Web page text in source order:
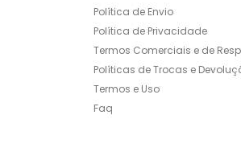
Política de Envio
Política de Privacidade
Termos Comerciais e de
Políticas de Trocas e
Termos e Uso
Faq